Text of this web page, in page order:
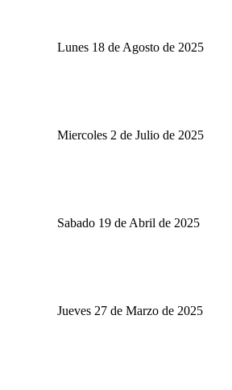
Lunes 18 de Agosto de 2025
Miercoles 2 de Julio de 2025
Sabado 19 de Abril de 2025
Jueves 27 de Marzo de 2025